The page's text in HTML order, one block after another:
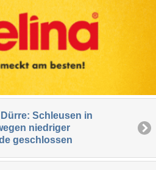
Schleusen in
niedriger
geschlossen